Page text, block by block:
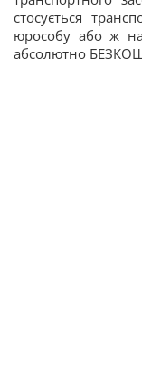
стосується
юрособу або ж
абсолютно